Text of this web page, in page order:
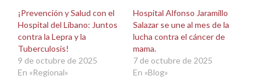
una
ventana
nueva)
una
ventana
nueva)
¡Prevención y Salud con el
Hospital del Líbano: Juntos
contra la Lepra y la
Tuberculosis!
9 de octubre de 2025
En «Regional»
Hospital Alfonso Jaramillo
Salazar se une al mes de la
lucha contra el cáncer de
mama.
7 de octubre de 2025
En «Blog»